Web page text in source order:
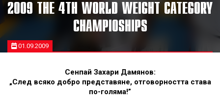
2009 THE 4TH WORLD WEIGHT CATEGORY
CHAMPIOSHIPS
01.09.2009
Сенпай Захари Дамянов:
„След всяко добро представяне, отговорността става
по-голяма!”